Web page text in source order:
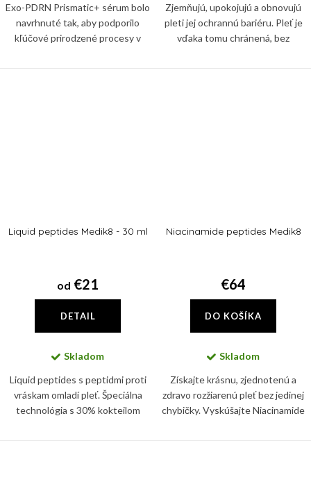
Exo-PDRN Prismatic+ sérum bolo
navrhnuté tak, aby podporilo
kľúčové prirodzené procesy v
Zjemňujú, upokojujú a obnovujú
pleti jej ochrannú bariéru. Pleť je
vďaka tomu chránená, bez
Liquid peptides Medik8 - 30 ml
od €21
DETAIL
Skladom
Liquid peptides s peptidmi proti
vráskam omladí pleť. Špeciálna
technológia s 30% kokteilom
Niacinamide peptides Medik8
€64
DO KOŠÍKA
Skladom
Získajte krásnu, zjednotenú a
zdravo rozžiarenú pleť bez jedinej
chybičky. Vyskúšajte Niacinamide